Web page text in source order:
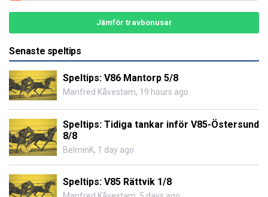
Jämför travbonusar
Senaste speltips
Speltips: V86 Mantorp 5/8
Manfred Kåvestam, 19 hours ago
Speltips: Tidiga tankar inför V85-Östersund
8/8
BelminK, 1 day ago
Speltips: V85 Rättvik 1/8